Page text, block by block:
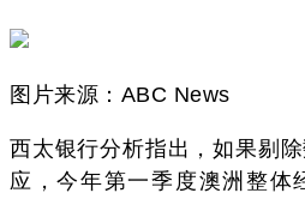
图片来源：ABC News
西太银行分析指出，如果剔
应，今年第一季度澳洲整体